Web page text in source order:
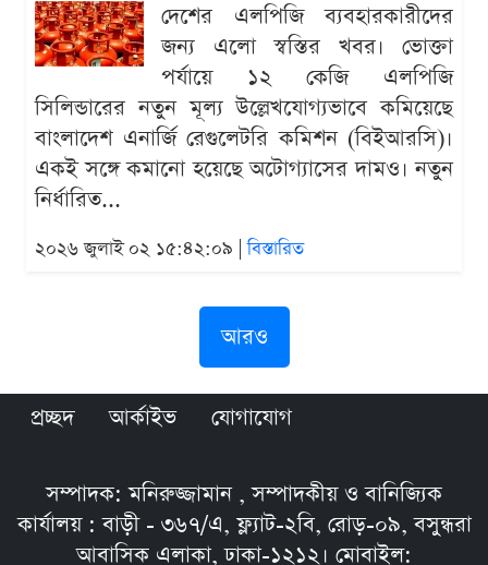
দেশের এলপিজি ব্যবহারকারীদের
জন্য এলো স্বস্তির খবর। ভোক্তা
পর্যায়ে ১২ কেজি এলপিজি
সিলিন্ডারের নতুন মূল্য উল্লেখযোগ্যভাবে কমিয়েছে
বাংলাদেশ এনার্জি রেগুলেটরি কমিশন (বিইআরসি)।
একই সঙ্গে কমানো হয়েছে অটোগ্যাসের দামও। নতুন
নির্ধারিত...
২০২৬ জুলাই ০২ ১৫:৪২:০৯ |বিস্তারিত
আরও
প্রচ্ছদ আর্কাইভ যোগাযোগ
সম্পাদক: মনিরুজ্জামান , সম্পাদকীয় ও বানিজ্যিক
কার্যালয় : বাড়ী - ৩৬৭/এ, ফ্ল্যাট-২বি, রোড়-০৯, বসুন্ধরা
আবাসিক এলাকা, ঢাকা-১২১২। মোবাইল: